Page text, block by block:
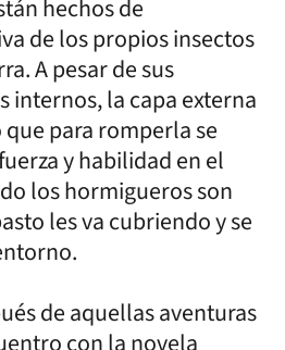
hechos de
de los propios insectos
A pesar de sus
internos, la capa externa
para romperla se
y habilidad en el
los hormigueros son
les va cubriendo y se
de aquellas aventuras